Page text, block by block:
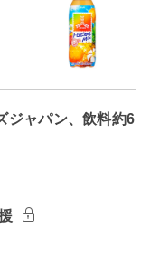
ジャパン、飲料約6